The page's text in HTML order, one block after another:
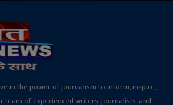
in the power of journalism to inform, inspire,
team of experienced writers, journalists, and